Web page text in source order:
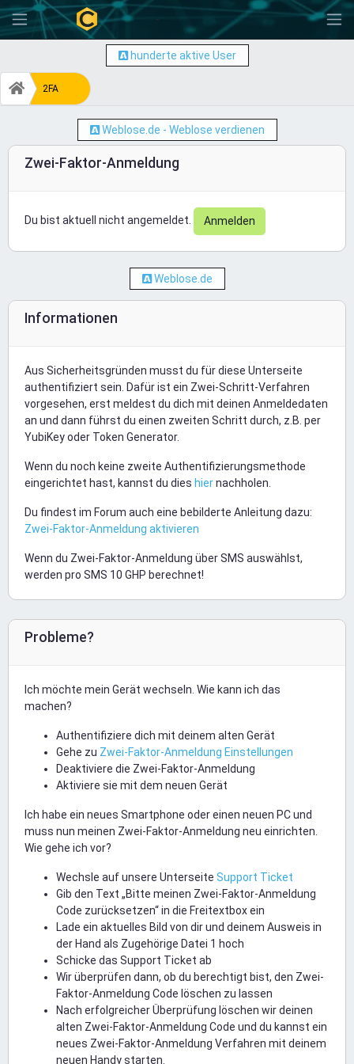
-
hunderte aktive User
2FA
Weblose.de - Weblose verdienen
Zwei-Faktor-Anmeldung
Du bist aktuell nicht angemeldet. Anmelden
Weblose.de
Informationen
Aus Sicherheitsgründen musst du für diese Unterseite
authentifiziert sein. Dafür ist ein Zwei-Schritt-Verfahren
vorgesehen, erst meldest du dich mit deinen Anmeldedaten
an und dann führst du einen zweiten Schritt durch, z.B. per
YubiKey oder Token Generator.
Wenn du noch keine zweite Authentifizierungsmethode
eingerichtet hast, kannst du dies hiernachholen.
Du findest im Forum auch eine bebilderte Anleitung dazu:
Zwei-Faktor-Anmeldung aktivieren
Wenn du Zwei-Faktor-Anmeldung über SMS auswählst,
werden pro SMS 10 GHP berechnet!
Probleme?
Ich möchte mein Gerät wechseln. Wie kann ich das
machen?
Authentifiziere dich mit deinem alten Gerät
Gehe zu Zwei-Faktor-Anmeldung Einstellungen
Deaktiviere die Zwei-Faktor-Anmeldung
Aktiviere sie mit dem neuen Gerät
Ich habe ein neues Smartphone oder einen neuen PC und
muss nun meinen Zwei-Faktor-Anmeldung neu einrichten.
Wie gehe ich vor?
Wechsle auf unsere Unterseite Support Ticket
Gib den Text „Bitte meinen Zwei-Faktor-Anmeldung
Code zurücksetzen“ in die Freitextbox ein
Lade ein aktuelles Bild von dir und deinem Ausweis in
der Hand als Zugehörige Datei 1 hoch
Schicke das Support Ticket ab
Wir überprüfen dann, ob du berechtigt bist, den Zwei-
Faktor-Anmeldung Code löschen zu lassen
Nach erfolgreicher Überprüfung löschen wir deinen
alten Zwei-Faktor-Anmeldung Code und du kannst ein
neues Zwei-Faktor-Anmeldung Verfahren mit deinem
neuen Handy starten.